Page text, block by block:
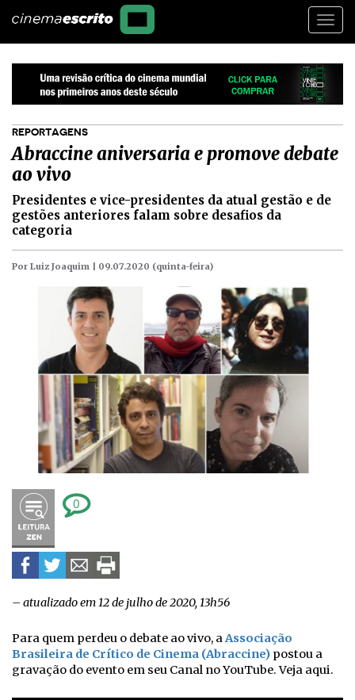
REPORTAGENS
Abraccine aniversaria e promove debate
ao vivo
Presidentes e vice-presidentes da atual gestão e de
gestões anteriores falam sobre desafios da
categoria
Por Luiz Joaquim | 09.07.2020 (quinta-feira)
0
– atualizado em 12 de julho de 2020, 13h56
Para quem perdeu o debate ao vivo, aAssociação
Brasileira de Crítico de Cinema (Abraccine) postou a
gravação do evento em seu Canal no YouTube. Veja aqui.